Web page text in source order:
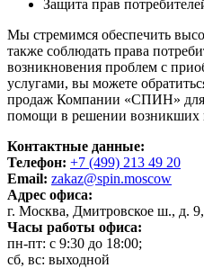
Защита прав
Мы стремимся обеспечить
также соблюдать права
возникновения проблем с
услугами, вы можете
продаж Компании «СПИН» для
помощи в решении возникших
Контактные данные:
Телефон: +7 (499) 213 49 20
Email: zakaz@spin.moscow
Адрес офиса:
г. Москва, Дмитровское ш., д.
Часы работы офиса:
пн-пт: с 9:30 до 18:00;
сб, вс: выходной